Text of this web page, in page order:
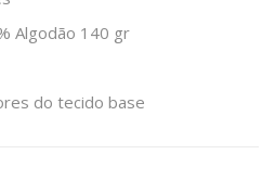
Algodão 140 gr
do tecido base